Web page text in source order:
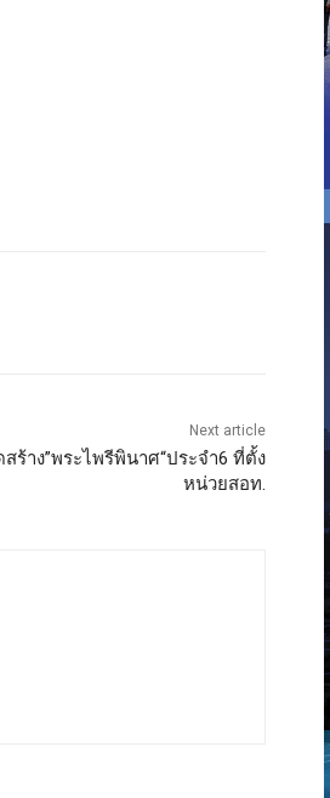
Next article
สร้าง”พระไพรีพินาศ“ประจำ6 ที่ตั้ง
หน่วยสอท.